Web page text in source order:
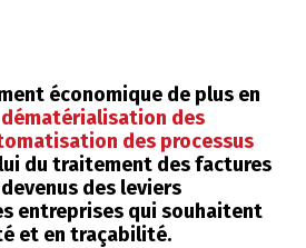
économique de plus en
des
des processus
du traitement des factures
des leviers
entreprises qui souhaitent
et en traçabilité.